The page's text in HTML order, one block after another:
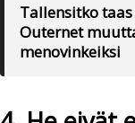
Tallensitko
Outernet
menovinkeiksi